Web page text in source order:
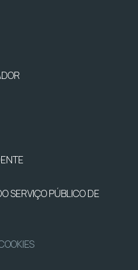
SERVIÇO PÚBLICO DE